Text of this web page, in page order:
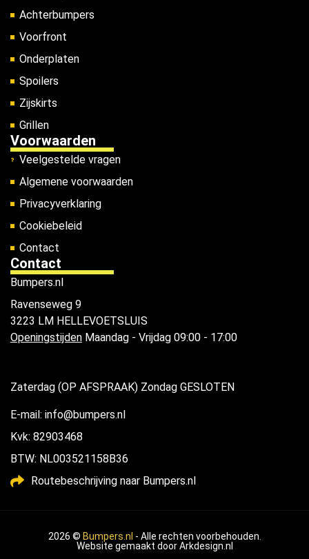
Achterbumpers
Voorfront
Onderplaten
Spoilers
Zijskirts
Grillen
Voorwaarden
Veelgestelde vragen
Algemene voorwaarden
Privacyverklaring
Cookiebeleid
Contact
Contact
Bumpers.nl
Ravenseweg 9
3223 LM HELLEVOETSLUIS
Openingstijden Maandag - Vrijdag 09:00 - 17:00
Zaterdag (OP AFSPRAAK) Zondag GESLOTEN
E-mail: info@bumpers.nl
Kvk: 82903468
BTW: NL003521158B36
Routebeschrijving naar Bumpers.nl
2026 © Bumpers.nl - Alle rechten voorbehouden.
Website gemaakt doorArkdesign.nl